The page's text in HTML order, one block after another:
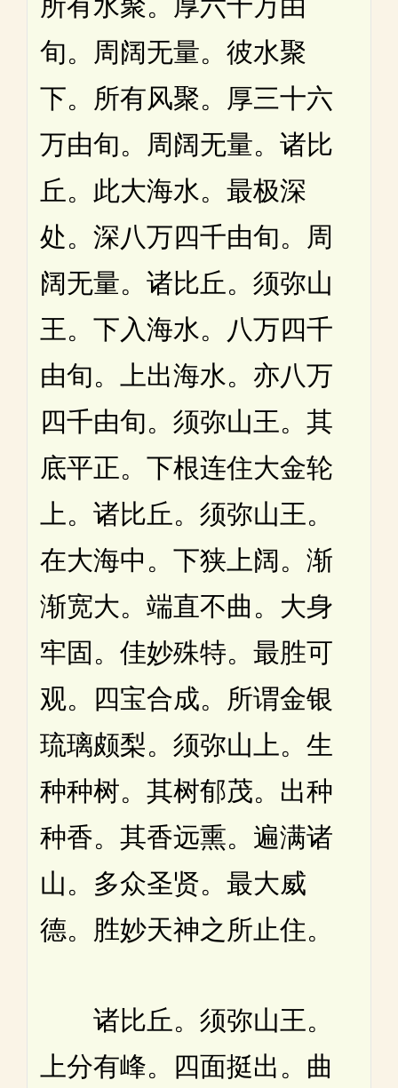
旬。周阔无量。彼水聚
下。所有风聚。厚三十六
万由旬。周阔无量。诸比
丘。此大海水。最极深
处。深八万四千由旬。周
阔无量。诸比丘。须弥山
王。下入海水。八万四千
由旬。上出海水。亦八万
四千由旬。须弥山王。其
底平正。下根连住大金轮
上。诸比丘。须弥山王。
在大海中。下狭上阔。渐
渐宽大。端直不曲。大身
牢固。佳妙殊特。最胜可
观。四宝合成。所谓金银
琉璃颇梨。须弥山上。生
种种树。其树郁茂。出种
种香。其香远熏。遍满诸
山。多众圣贤。最大威
德。胜妙天神之所止住。
诸比丘。须弥山王。
上分有峰。四面挺出。曲